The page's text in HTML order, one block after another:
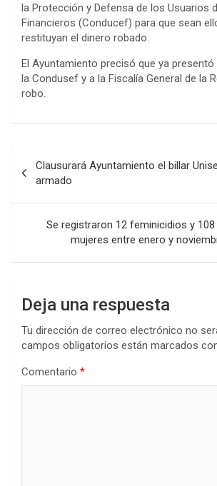
la Protección y Defensa de los Usuarios
Financieros (Conducef) para que sean
restituyan el dinero robado.
El Ayuntamiento precisó que ya
la Condusef y a la Fiscalía General de la
robo.
de
entradas
Clausurará Ayuntamiento el billar
armado
Se registraron 12 feminicidios y
mujeres entre enero y
Deja una respuesta
Tu dirección de correo electrónico no
campos obligatorios están marcados
Comentario *